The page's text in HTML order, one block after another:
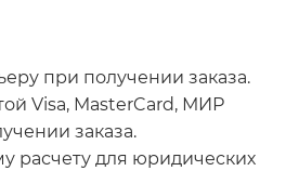
при получении заказа.
Visa, MasterCard, МИР
заказа.
расчету для юридических